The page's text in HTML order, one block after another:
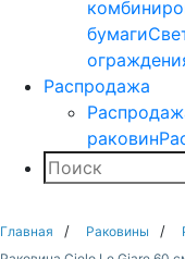
бумаги
Распродажа
раковин
Поиск
Главная Раковины